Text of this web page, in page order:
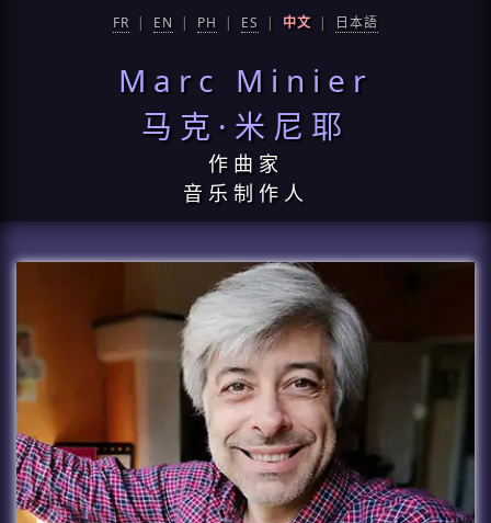
FR | EN | PH | ES | 中文 | 日本語
Marc Minier
马克·米尼耶
作曲家
音乐制作人